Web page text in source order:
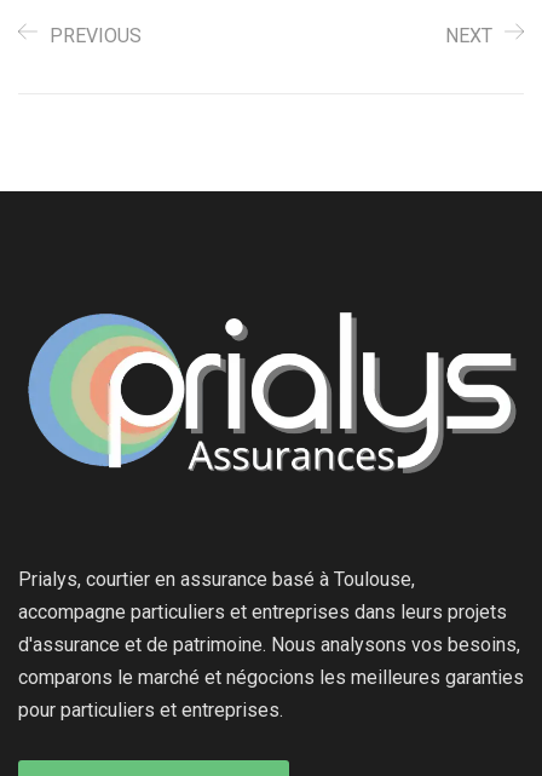
PREVIOUS NEXT
Prialys, courtier en assurance basé à Toulouse,
accompagne particuliers et entreprises dans leurs projets
d'assurance et de patrimoine. Nous analysons vos besoins,
comparons le marché et négocions les meilleures garanties
pour particuliers et entreprises.